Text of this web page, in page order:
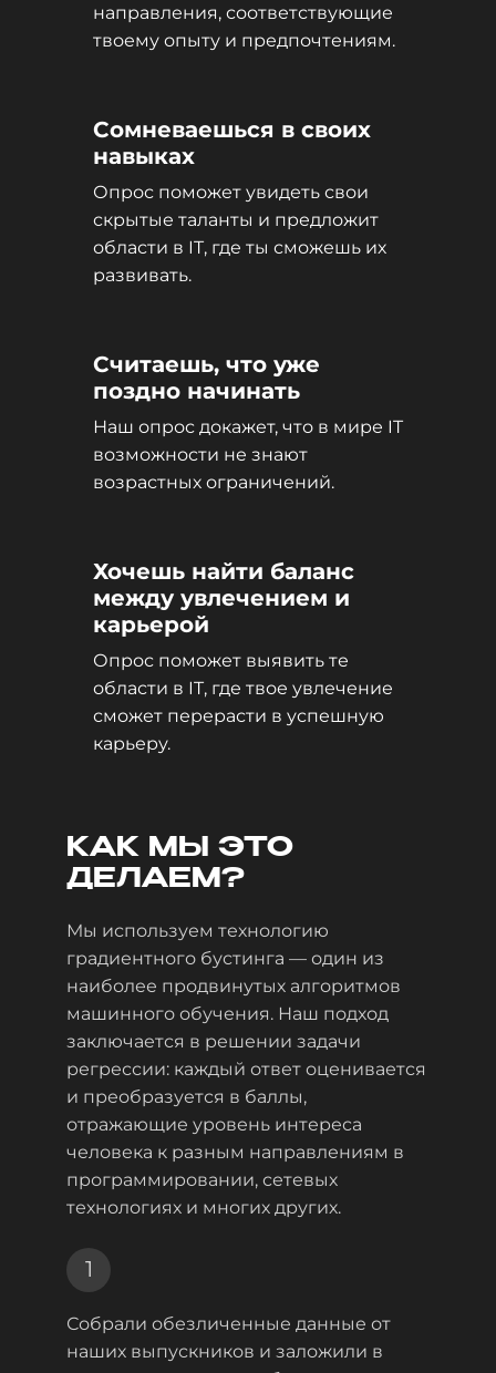
направления, соответствующие
твоему опыту и предпочтениям.
Сомневаешься в своих
навыках
Опрос поможет увидеть свои
скрытые таланты и предложит
области в IT, где ты сможешь их
развивать.
Считаешь, что уже
поздно начинать
Наш опрос докажет, что в мире IT
возможности не знают
возрастных ограничений.
Хочешь найти баланс
между увлечением и
карьерой
Опрос поможет выявить те
области в IT, где твое увлечение
сможет перерасти в успешную
карьеру.
КАК МЫ ЭТО
ДЕЛАЕМ?
Мы используем технологию
градиентного бустинга — один из
наиболее продвинутых алгоритмов
машинного обучения. Наш подход
заключается в решении задачи
регрессии: каждый ответ оценивается
и преобразуется в баллы,
отражающие уровень интереса
человека к разным направлениям в
программировании, сетевых
технологиях и многих других.
1
Собрали обезличенные данные от
наших выпускников и заложили в